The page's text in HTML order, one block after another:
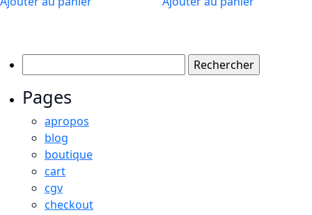
Pages
apropos
blog
boutique
cart
cgv
checkout